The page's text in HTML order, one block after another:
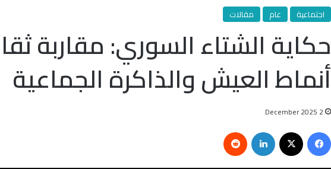
اجتماعية
عام مقالات
حكاية الشتاء السوري: مقاربة
أنماط العيش والذاكرة الجماعية
2 December 2025
Facebook
LinkedIn